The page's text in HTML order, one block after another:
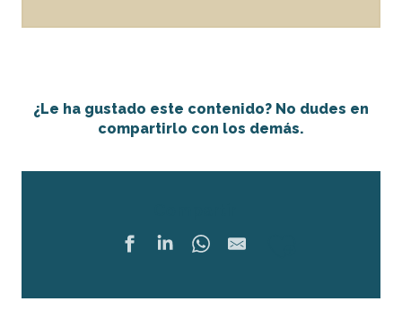
¿Le ha gustado este contenido? No dudes en
compartirlo con los demás.